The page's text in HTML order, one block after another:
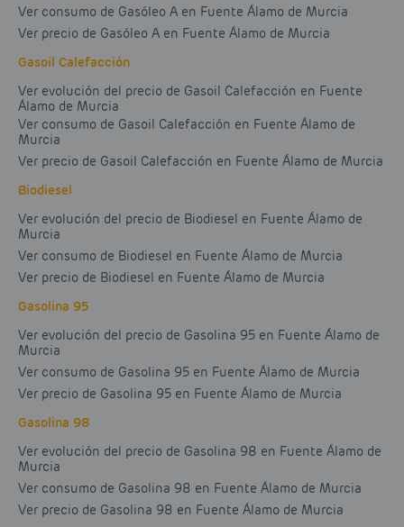
Ver consumo de Gasóleo A en Fuente Álamo de Murcia
Ver precio de Gasóleo A en Fuente Álamo de Murcia
Gasoil Calefacción
Ver evolución del precio de Gasoil Calefacción en Fuente
Álamo de Murcia
Ver consumo de Gasoil Calefacción en Fuente Álamo de
Murcia
Ver precio de Gasoil Calefacción en Fuente Álamo de Murcia
Biodiesel
Ver evolución del precio de Biodiesel en Fuente Álamo de
Murcia
Ver consumo de Biodiesel en Fuente Álamo de Murcia
Ver precio de Biodiesel en Fuente Álamo de Murcia
Gasolina 95
Ver evolución del precio de Gasolina 95 en Fuente Álamo de
Murcia
Ver consumo de Gasolina 95 en Fuente Álamo de Murcia
Ver precio de Gasolina 95 en Fuente Álamo de Murcia
Gasolina 98
Ver evolución del precio de Gasolina 98 en Fuente Álamo de
Murcia
Ver consumo de Gasolina 98 en Fuente Álamo de Murcia
Ver precio de Gasolina 98 en Fuente Álamo de Murcia